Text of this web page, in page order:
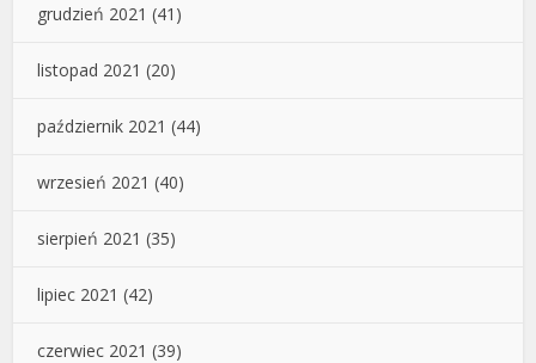
grudzień 2021 (41)
listopad 2021 (20)
październik 2021 (44)
wrzesień 2021 (40)
sierpień 2021 (35)
lipiec 2021 (42)
czerwiec 2021 (39)